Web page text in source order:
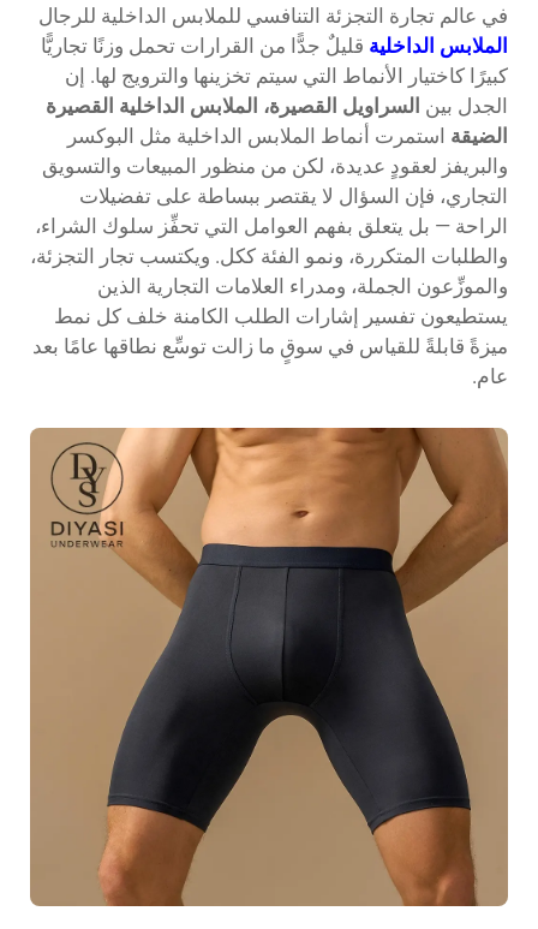
في عالم تجارة التجزئة التنافسي للملابس الداخلية للرجال
الملابس الداخلية قليلٌ جدًّا من القرارات تحمل وزنًا تجاريًّا
كبيرًا كاختيار الأنماط التي سيتم تخزينها والترويج لها. إن
الجدل بين السراويل القصيرة، الملابس الداخلية القصيرة
الضيقة استمرت أنماط الملابس الداخلية مثل البوكسر
والبريفز لعقودٍ عديدة، لكن من منظور المبيعات والتسويق
التجاري، فإن السؤال لا يقتصر ببساطة على تفضيلات
الراحة — بل يتعلق بفهم العوامل التي تحفِّز سلوك الشراء،
والطلبات المتكررة، ونمو الفئة ككل. ويكتسب تجار التجزئة،
والموزِّعون الجملة، ومدراء العلامات التجارية الذين
يستطيعون تفسير إشارات الطلب الكامنة خلف كل نمط
ميزةً قابلةً للقياس في سوقٍ ما زالت توسِّع نطاقها عامًا بعد
عام.